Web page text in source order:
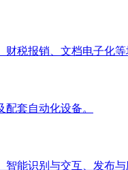
税报销、文档电子化等
套自动化设备。
能识别与交互、发布与